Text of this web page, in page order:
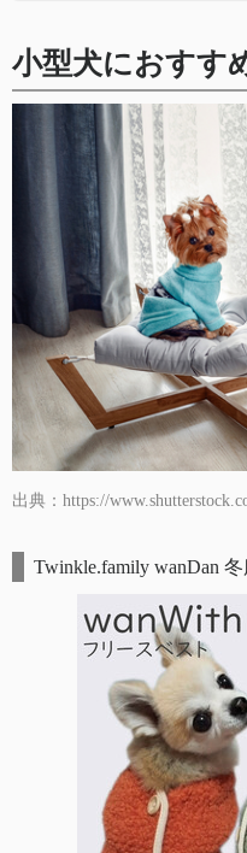
小型犬におすす
出典：https://
Twinkle.family wanDan